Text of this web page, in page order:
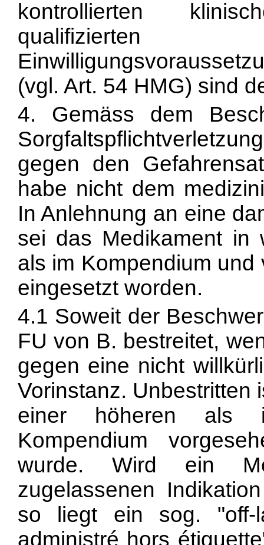
kontrollierten
qualifizierten
(vgl. Art. 54 HMG) sind
4. Gemäss dem
gegen den
habe nicht dem
In Anlehnung an eine
sei das Medikament in
als im Kompendium
eingesetzt worden.
4.1 Soweit der
FU von B. bestreitet,
gegen eine nicht
Vorinstanz. Unbestritten
einer höheren als
Kompendium
wurde. Wird ein
zugelassenen
so liegt ein sog. "off-
administré hors